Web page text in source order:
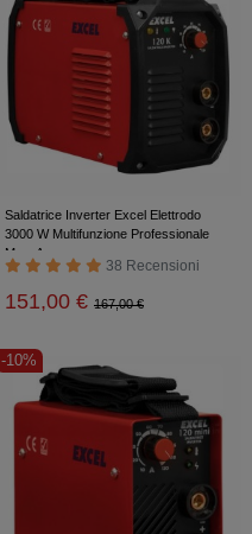
Saldatrice Inverter Excel Elettrodo
3000 W Multifunzione Professionale
Mma Arco
38 Recensioni
151,00 € 167,00 €
-10%